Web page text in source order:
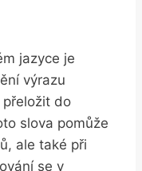
jazyce je
výrazu
do
slova pomůže
ale také při
se v